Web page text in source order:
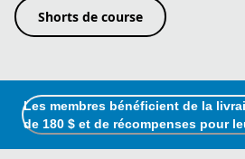
Shorts de course
Les membres bénéficient de la
de 180 $ et de récompenses pour